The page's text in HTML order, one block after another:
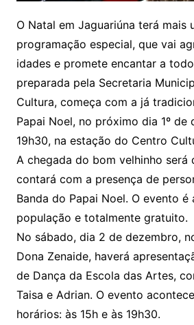
O Natal em Jaguariúna terá mais
programação especial, que vai
idades e promete encantar a
preparada pela Secretaria
Cultura, começa com a já
Papai Noel, no próximo dia 1º de
19h30, na estação do Centro
A chegada do bom velhinho será
contará com a presença de
Banda do Papai Noel. O evento é
população e totalmente gratuito.
No sábado, dia 2 de dezembro,
Dona Zenaide, haverá
de Dança da Escola das Artes,
Taisa e Adrian. O evento
horários: às 15h e às 19h30.